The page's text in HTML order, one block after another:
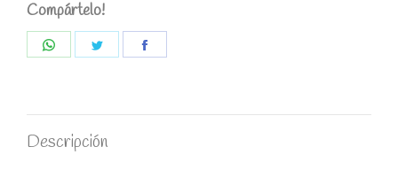
Compártelo!
Descripción